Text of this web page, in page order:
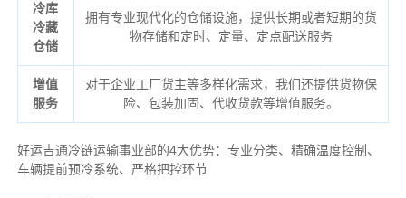
冷库
冷藏
仓储
拥有专业现代化的仓储设施，提供长期或者短期的货
物存储和定时、定量、定点配送服务
增值
服务
对于企业工厂货主等多样化需求，我们还提供货物保
险、包装加固、代收货款等增值服务。
好运吉通冷链运输事业部的4大优势： 专业分类、 精确温度控制、
车辆提前预冷系统、 严格把控环节